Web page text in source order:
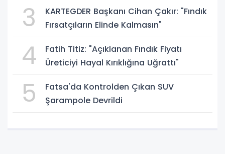
3
KARTEGDER Başkanı Cihan Çakır: "Fındık
Fırsatçıların Elinde Kalmasın"
4
Fatih Titiz: "Açıklanan Fındık Fiyatı
Üreticiyi Hayal Kırıklığına Uğrattı"
5
Fatsa'da Kontrolden Çıkan SUV
Şarampole Devrildi